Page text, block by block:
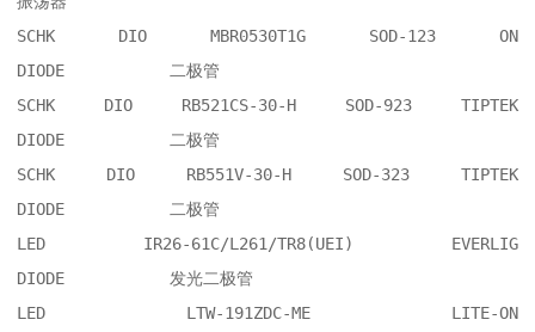
SCHK DIO MBR0530T1G SOD-123 ON
DIODE     	二极管
SCHK DIO RB521CS-30-H SOD-923 TIPTEK
DIODE     	二极管
SCHK DIO RB551V-30-H SOD-323 TIPTEK
DIODE     	二极管
LED IR26-61C/L261/TR8(UEI) EVERLIG
DIODE     	发光二极管
LED LTW-191ZDC-ME LITE-ON